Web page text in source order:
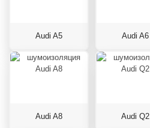
Audi A5 Audi A6
Audi A8 Audi Q2